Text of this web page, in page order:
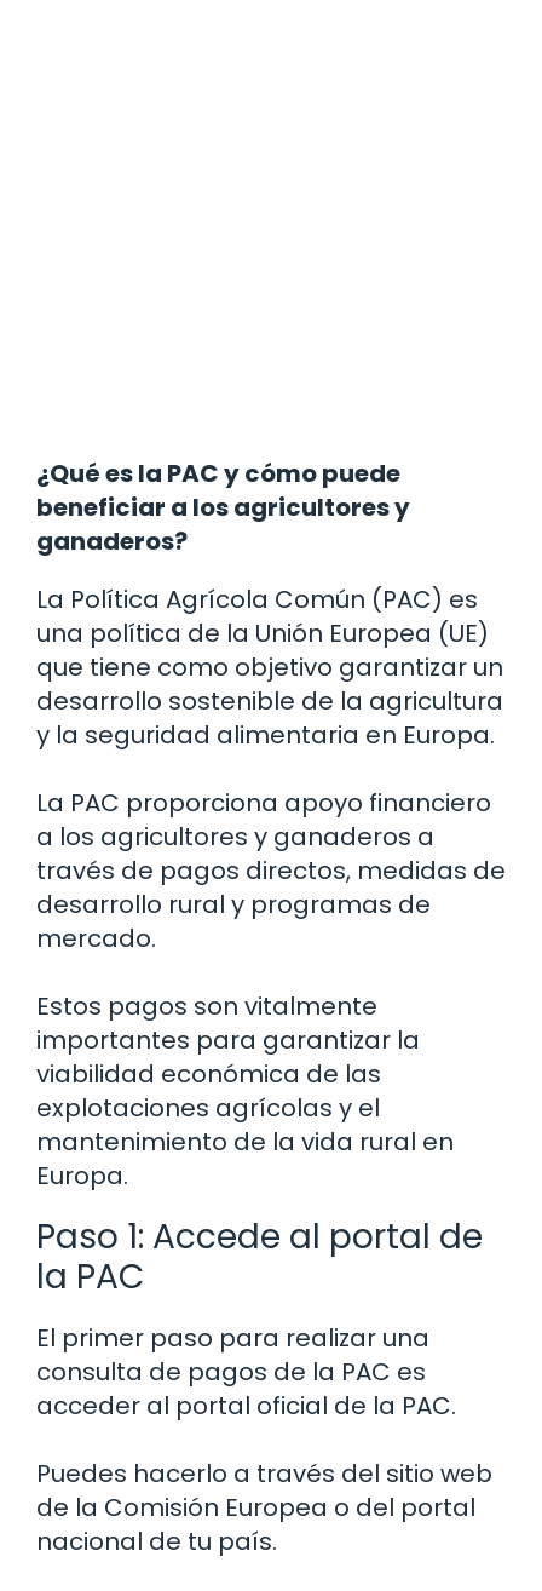
¿Qué es la PAC y cómo puede
beneficiar a los agricultores y
ganaderos?
La Política Agrícola Común (PAC) es
una política de la Unión Europea (UE)
que tiene como objetivo garantizar un
desarrollo sostenible de la agricultura
y la seguridad alimentaria en Europa.
La PAC proporciona apoyo financiero
a los agricultores y ganaderos a
través de pagos directos, medidas de
desarrollo rural y programas de
mercado.
Estos pagos son vitalmente
importantes para garantizar la
viabilidad económica de las
explotaciones agrícolas y el
mantenimiento de la vida rural en
Europa.
Paso 1: Accede al portal de
la PAC
El primer paso para realizar una
consulta de pagos de la PAC es
acceder al portal oficial de la PAC.
Puedes hacerlo a través del sitio web
de la Comisión Europea o del portal
nacional de tu país.